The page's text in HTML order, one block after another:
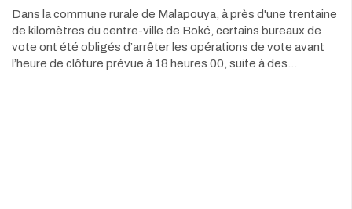
Dans la commune rurale de Malapouya, à près d'une trentaine
de kilomètres du centre-ville de Boké, certains bureaux de
vote ont été obligés d’arrêter les opérations de vote avant
l’heure de clôture prévue à 18 heures 00, suite à des…